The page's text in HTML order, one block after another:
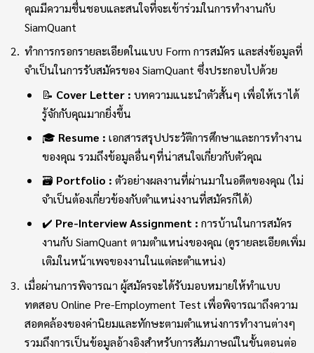
คุณมีความชื่นชอบและสนใจที่จะเข้าร่วมในการทำงานกับ
SiamQuant
ทำการกรอกรายละเอียดในแบบ Form การสมัคร และส่งข้อมูลที่
จำเป็นในการรับสมัครของ SiamQuant ซึ่งประกอบไปด้วย
📝 Cover Letter : บทความแนะนำตัวสั้นๆ เพื่อให้เราได้
รู้จักกับคุณมากยิ่งขึ้น
🎓 Resume : เอกสารสรุปประวัติการศึกษาและการทำงาน
ของคุณ รวมถึงข้อมูลอื่นๆที่น่าสนใจเกี่ยวกับตัวคุณ
🗃️ Portfolio : ตัวอย่างผลงานที่ผ่านมาในอดีตของคุณ (ไม่
จำเป็นต้องเกี่ยวข้องกับตำแหน่งงานที่สมัครก็ได้)
✔️ Pre-Interview Assignment : การบ้านในการสมัคร
งานกับ SiamQuant ตามตำแหน่งของคุณ (ดูรายละเอียดเพิ่ม
เติมในหน้าเพจของงานในแต่ละตำแหน่ง)
เมื่อผ่านการพิจารณา ผู้สมัครจะได้รับมอบหมายให้ทำแบบ
ทดสอบ Online Pre-Employment Test เพื่อพิจารณาถึงความ
สอดคล้องของค่านิยมและทักษะตามตำแหน่งการทำงานต่างๆ
รวมถึงการเป็นข้อมูลอ้างอิงสำหรับการสัมภาษณ์ในขั้นตอนต่อ